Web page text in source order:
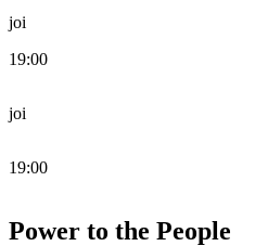
joi
19:00
joi
19:00
Power to the People